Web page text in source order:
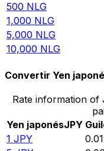
500 NLG
1,000 NLG
5,000 NLG
10,000 NLG
Convertir Yen
Rate information
Yen japonésJPY
1 JPY